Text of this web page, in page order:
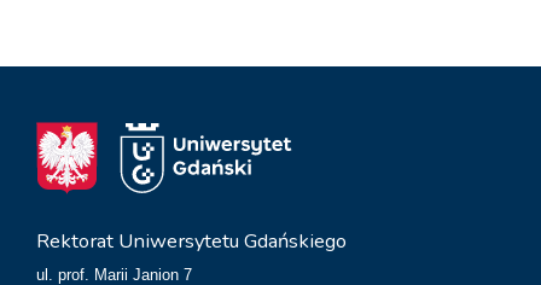
Rektorat Uniwersytetu Gdańskiego
ul. prof. Marii Janion 7